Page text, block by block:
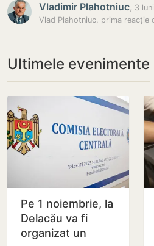
Vladimir Plahotniuc, 3 luni
Ultimele evenimente
Pe 1 noiembrie, la
Delacău va fi
organizat un